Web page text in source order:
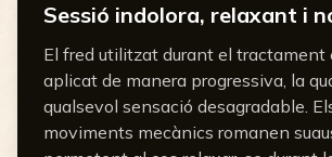
Sessió indolora, relaxant i
El fred utilitzat durant el tractament
aplicat de manera progressiva, la
qualsevol sensació desagradable.
moviments mecànics romanen